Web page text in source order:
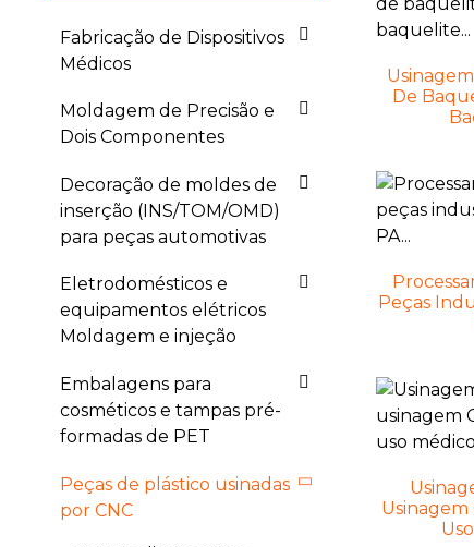
Fabricação de Dispositivos
Médicos
Moldagem de Precisão e
Dois Componentes
Decoração de moldes de
inserção (INS/TOM/OMD)
para peças automotivas
Eletrodomésticos e
equipamentos elétricos
Moldagem e injeção
Embalagens para
cosméticos e tampas pré-
formadas de PET
Peças de plástico usinadas
por CNC
De
Peças
Usinagem